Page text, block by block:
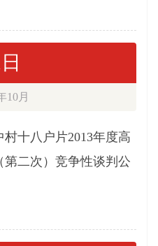
10月
十八户片2013年度高
二次）竞争性谈判公